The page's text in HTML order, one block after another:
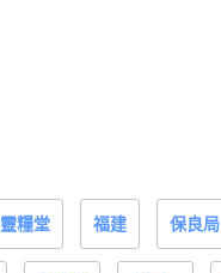
靈糧堂 福建 保良局